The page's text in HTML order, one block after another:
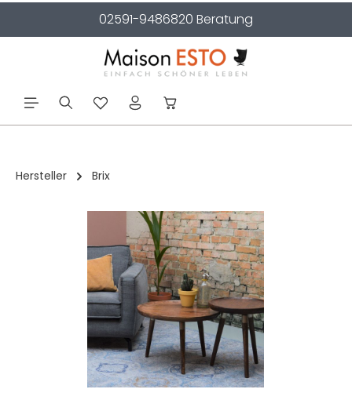
02591-9486820 Beratung
Hersteller Brix
Bildergalerie überspringen